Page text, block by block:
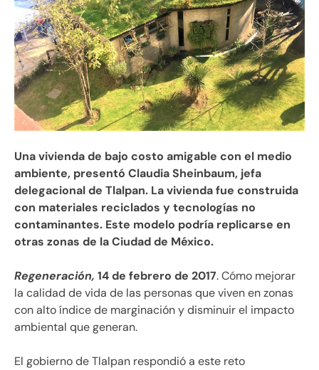
Una vivienda de bajo costo amigable con el medio
ambiente, presentó Claudia Sheinbaum, jefa
delegacional de Tlalpan. La vivienda fue construida
con materiales reciclados y tecnologías no
contaminantes. Este modelo podría replicarse en
otras zonas de la Ciudad de México.
Regeneración, 14 de febrero de 2017. Cómo mejorar
la calidad de vida de las personas que viven en zonas
con alto índice de marginación y disminuir el impacto
ambiental que generan.
El gobierno de Tlalpan respondió a este reto